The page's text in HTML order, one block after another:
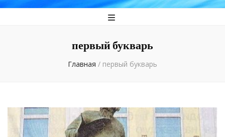
первый букварь
Главная / первый букварь